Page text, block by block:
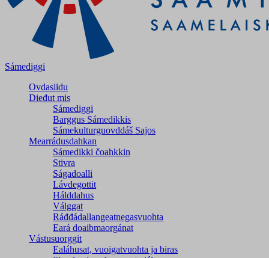
Sámediggi
Ovdasiidu
Dieđut mis
Sámediggi
Barggus Sámedikkis
Sámekulturguovddáš Sajos
Mearrádusdahkan
Sámedikki čoahkkin
Stivra
Ságadoalli
Lávdegottit
Hálddahus
Válggat
Ráđđádallangeatnegas­vuohta
Eará doaibmaorgánat
Vástusuorggit
Ealáhusat, vuoigatvuohta ja biras